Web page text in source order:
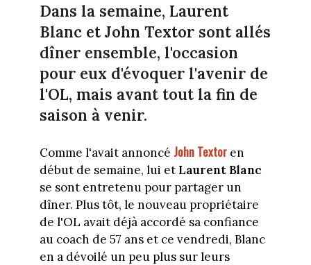
Dans la semaine, Laurent
Blanc et John Textor sont allés
dîner ensemble, l'occasion
pour eux d'évoquer l'avenir de
l'OL, mais avant tout la fin de
saison à venir.
Comme l'avait annoncé John Textor en
début de semaine, lui et Laurent Blanc
se sont entretenu pour partager un
dîner. Plus tôt, le nouveau propriétaire
de l'OL avait déjà accordé sa confiance
au coach de 57 ans et ce vendredi, Blanc
en a dévoilé un peu plus sur leurs